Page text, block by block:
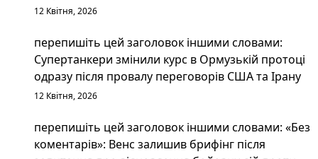
12 Квітня, 2026
перепишіть цей заголовок іншими словами:
Супертанкери змінили курс в Ормузькій протоці
одразу після провалу переговорів США та Ірану
12 Квітня, 2026
перепишіть цей заголовок іншими словами: «Без
коментарів»: Венс залишив брифінг після